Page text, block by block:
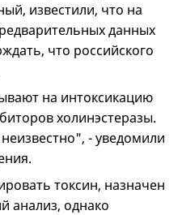
известили, что на
данных
что российского
на интоксикацию
холинэстеразы.
- уведомили
токсин, назначен
анализ, однако